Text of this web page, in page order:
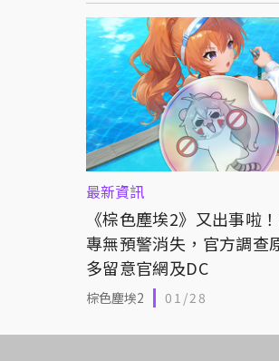
最新資訊
《棕色塵埃2》又出事啦
專無預警消失，官方調查
多留意官網及DC
棕色塵埃2 01/28